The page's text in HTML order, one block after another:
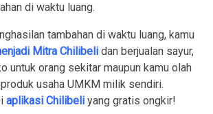
di waktu luang.
tambahan di waktu luang, kamu
Mitra Chilibeli dan berjualan sayur,
untuk orang sekitar maupun kamu olah
usaha UMKM milik sendiri.
aplikasi Chilibeli yang gratis ongkir!